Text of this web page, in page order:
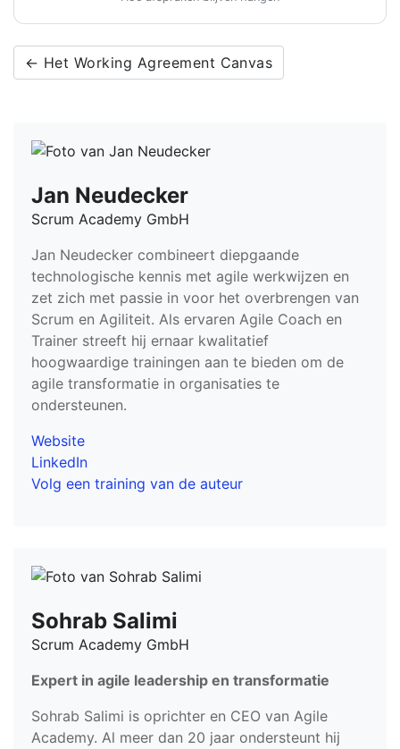
← Het Working Agreement Canvas
Jan Neudecker
Scrum Academy GmbH
Jan Neudecker combineert diepgaande
technologische kennis met agile werkwijzen en
zet zich met passie in voor het overbrengen van
Scrum en Agiliteit. Als ervaren Agile Coach en
Trainer streeft hij ernaar kwalitatief
hoogwaardige trainingen aan te bieden om de
agile transformatie in organisaties te
ondersteunen.
Website
LinkedIn
Volg een training van de auteur
Sohrab Salimi
Scrum Academy GmbH
Expert in agile leadership en transformatie
Sohrab Salimi is oprichter en CEO van Agile
Academy. Al meer dan 20 jaar ondersteunt hij